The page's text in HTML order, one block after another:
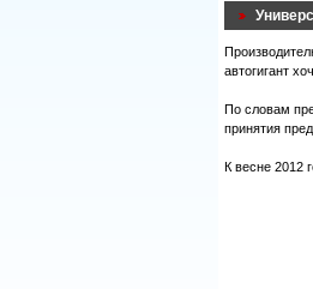
автогигант
По словам
принятия
К весне 2012